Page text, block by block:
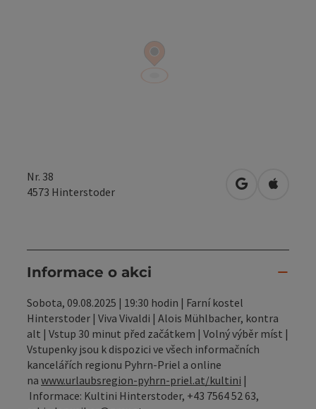
Nr. 38
4573 Hinterstoder Otevřít vOtevřít
Informace o akci
Sobota, 09.08.2025 | 19:30 hodin | Farní kostel
Hinterstoder | Viva Vivaldi | Alois Mühlbacher, kontra
alt | Vstup 30 minut před začátkem | Volný výběr míst |
Vstupenky jsou k dispozici ve všech informačních
kancelářích regionu Pyhrn-Priel a online
na www.urlaubsregion-pyhrn-priel.at/kultini |
Informace: Kultini Hinterstoder, +43 7564 52 63,